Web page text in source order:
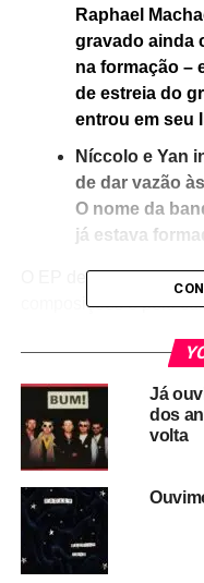
Raphael
gravado ainda
na formação –
de estreia do
entrou em seu
Níccolo e Yan
de dar vazão
O nome da
já estava
O EP de estreia do
composições e pelo
como Quinteto Ternura
diferença é a
power pop e para
Paralamas do Sucesso (
parecido com o das
até um pouco de hard
A faixa de abertura
abrindo em clima
Já
dos
volta